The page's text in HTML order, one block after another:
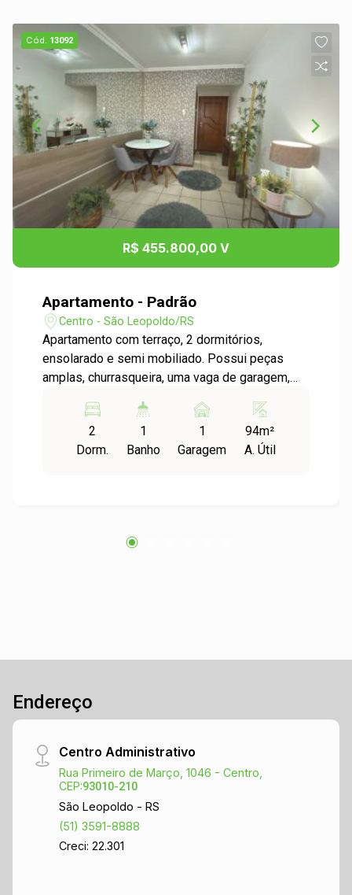
Cód. 13092
R$ 455.800,00 V
Apartamento - Padrão
Centro - São Leopoldo/RS
Apartamento com terraço, 2 dormitórios,
ensolarado e semi mobiliado. Possui peças
amplas, churrasqueira, uma vaga de garagem,
conferir!
2
Dorm.
1
Banho
1
Garagem
94m²
A. Útil
Endereço
Centro Administrativo
Rua Primeiro de Março, 1046 - Centro,
CEP:93010-210
São Leopoldo - RS
(51) 3591-8888
Creci: 22.301